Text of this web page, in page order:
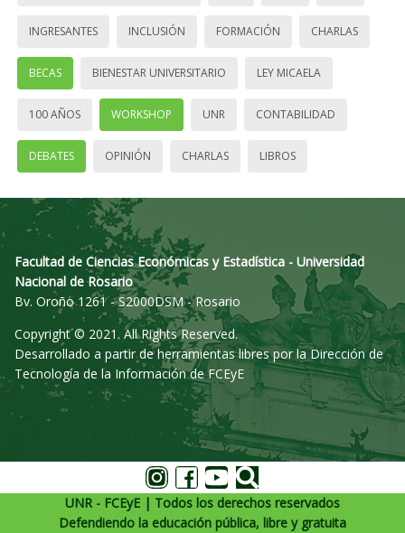
INGRESANTES INCLUSIÓN FORMACIÓN CHARLAS
BECAS BIENESTAR UNIVERSITARIO LEY MICAELA
100 AÑOS WORKSHOP UNR CONTABILIDAD
DEBATES OPINIÓN CHARLAS LIBROS
Facultad de Ciencias Económicas y Estadística - Universidad
Nacional de Rosario
Bv. Oroño 1261 - S2000DSM - Rosario
Copyright © 2021. All Rights Reserved.
Desarrollado a partir de herramientas libres por la Dirección de
Tecnología de la Información de FCEyE
UNR - FCEyE | Todos los derechos reservados
Defendiendo la educación pública, libre y gratuita